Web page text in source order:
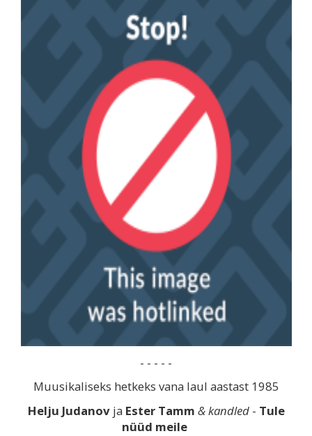
- - - - -
Muusikaliseks hetkeks vana laul aastast 1985
Helju Judanovja Ester Tamm & kandled- Tule
nüüd meile